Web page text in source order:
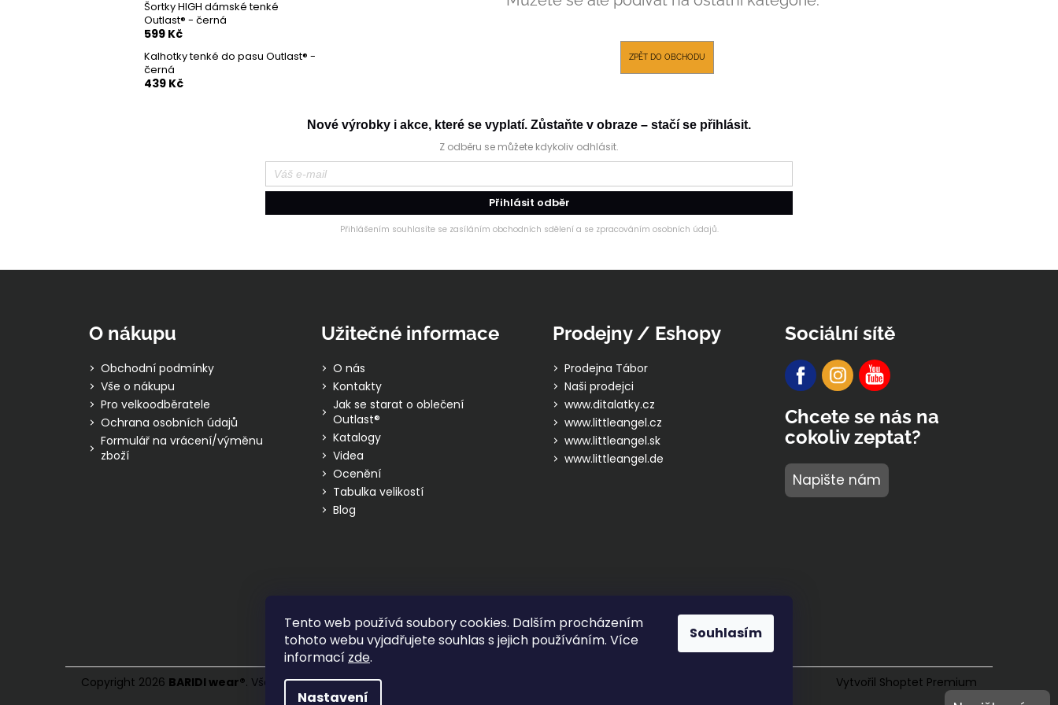
Tento web používá soubory cookies. Dalším procházením
tohoto webu vyjadřujete souhlas s jejich používáním. Více
informací zde.
Nastavení
Souhlasím
Šortky HIGH dámské tenké
Outlast® - černá
599 Kč
Kalhotky tenké do pasu Outlast® -
černá
439 Kč
ZPĚT DO OBCHODU
Nové výrobky i akce, které se vyplatí. Zůstaňte v obraze – stačí se přihlásit.
Z odběru se můžete kdykoliv odhlásit.
Přihlásit odběr
Přihlášením souhlasíte se zasíláním obchodních sdělení a se zpracováním osobních údajů.
O nákupu
Obchodní podmínky
Vše o nákupu
Pro velkoodběratele
Ochrana osobních údajů
Formulář na vrácení/výměnu
zboží
Užitečné informace
O nás
Kontakty
Jak se starat o oblečení
Outlast®
Katalogy
Videa
Ocenění
Tabulka velikostí
Blog
Prodejny / Eshopy
Prodejna Tábor
Naši prodejci
www.ditalatky.cz
www.littleangel.cz
www.littleangel.sk
www.littleangel.de
Sociální sítě
Chcete se nás na
cokoliv zeptat?
Napište nám
Vytvořil Shoptet Premium
Copyright 2026 BARIDI wear®. Všechna práva vyhrazena.